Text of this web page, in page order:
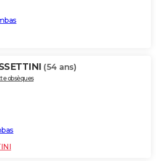
(54 ans)
obsèques